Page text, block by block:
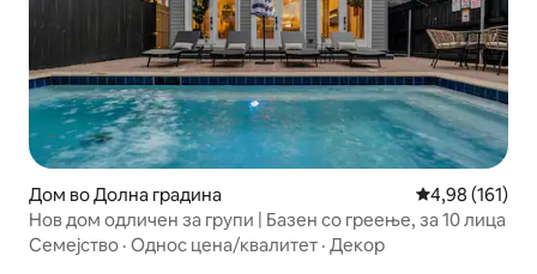
Дом во Долна градина Просечна
4,98 (161)
Нов дом одличен за групи | Базен со греење, за 10 лица
Семејство · Однос цена/квалитет · Декор